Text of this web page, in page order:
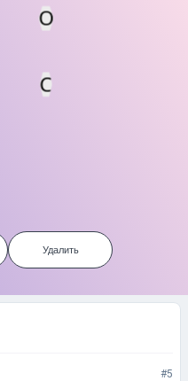
О
С
Удалить
#5